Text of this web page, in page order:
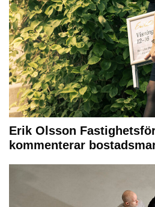
Erik Olsson
kommenterar